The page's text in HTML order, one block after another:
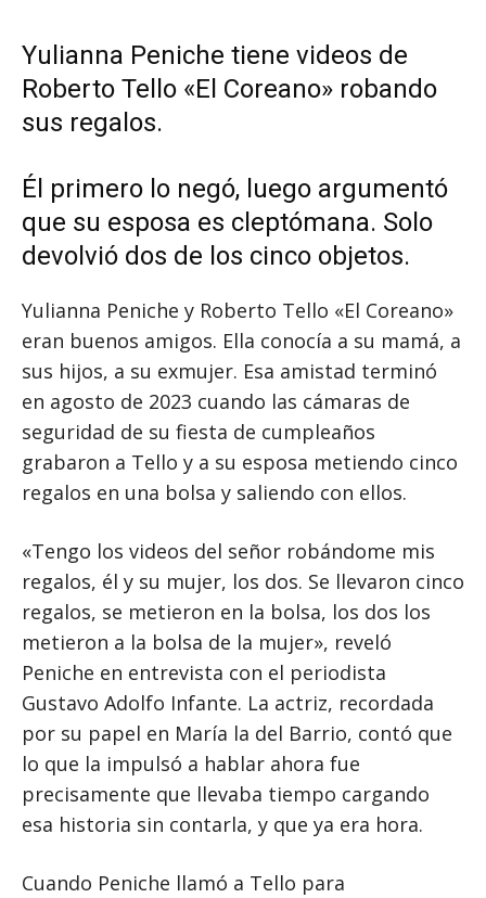
Yulianna Peniche tiene videos de
Roberto Tello «El Coreano» robando
sus regalos.
Él primero lo negó, luego argumentó
que su esposa es cleptómana. Solo
devolvió dos de los cinco objetos.
Yulianna Peniche y Roberto Tello «El Coreano»
eran buenos amigos. Ella conocía a su mamá, a
sus hijos, a su exmujer. Esa amistad terminó
en agosto de 2023 cuando las cámaras de
seguridad de su fiesta de cumpleaños
grabaron a Tello y a su esposa metiendo cinco
regalos en una bolsa y saliendo con ellos.
«Tengo los videos del señor robándome mis
regalos, él y su mujer, los dos. Se llevaron cinco
regalos, se metieron en la bolsa, los dos los
metieron a la bolsa de la mujer», reveló
Peniche en entrevista con el periodista
Gustavo Adolfo Infante. La actriz, recordada
por su papel en María la del Barrio, contó que
lo que la impulsó a hablar ahora fue
precisamente que llevaba tiempo cargando
esa historia sin contarla, y que ya era hora.
Cuando Peniche llamó a Tello para